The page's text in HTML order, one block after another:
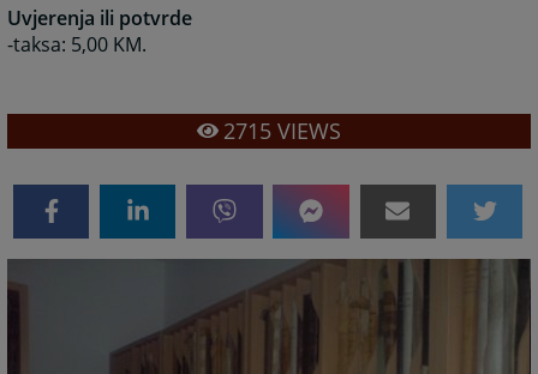
Uvjerenja ili potvrde
-taksa: 5,00 KM.
2715 VIEWS